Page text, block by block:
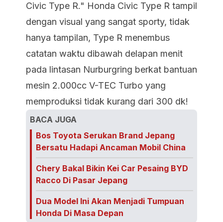
Civic Type R." Honda Civic Type R tampil
dengan visual yang sangat sporty, tidak
hanya tampilan, Type R menembus
catatan waktu dibawah delapan menit
pada lintasan Nurburgring berkat bantuan
mesin 2.000cc V-TEC Turbo yang
memproduksi tidak kurang dari 300 dk!
BACA JUGA
Bos Toyota Serukan Brand Jepang
Bersatu Hadapi Ancaman Mobil China
Chery Bakal Bikin Kei Car Pesaing BYD
Racco Di Pasar Jepang
Dua Model Ini Akan Menjadi Tumpuan
Honda Di Masa Depan